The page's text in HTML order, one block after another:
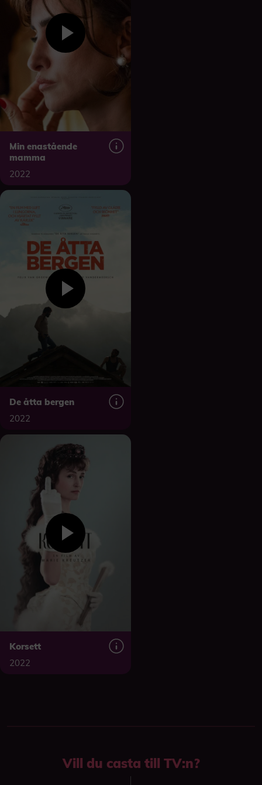
Min enastående
mamma
2022
De åtta bergen
2022
Korsett
2022
Vill du casta till TV:n?